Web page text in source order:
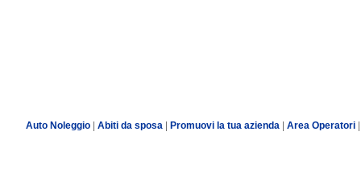
Auto Noleggio| Abiti da sposa| Promuovi la tua azienda Area Operatori